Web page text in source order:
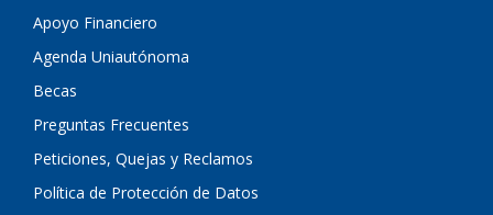
Apoyo Financiero
Agenda Uniautónoma
Becas
Preguntas Frecuentes
Peticiones, Quejas y Reclamos
Política de Protección de Datos